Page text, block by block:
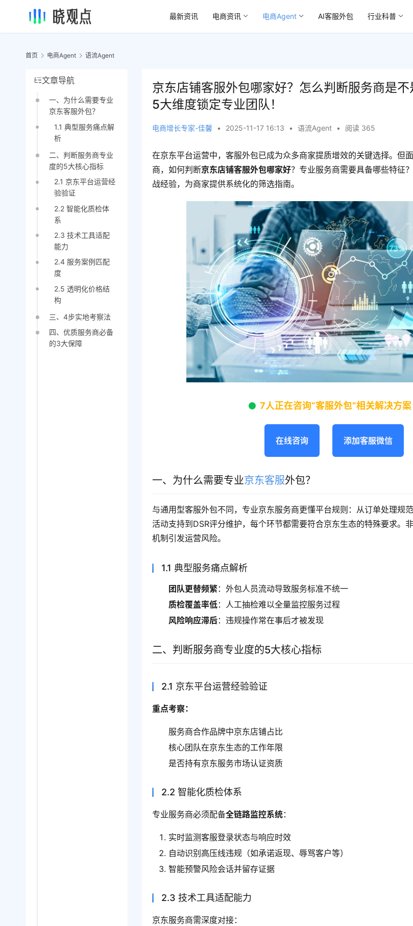
最新资讯 电商资讯 电商Agent AI客服外包 行业科普
首页 电商Agent 语流Agent
文章导航
一、为什么需要专业
京东客服外包？
1.1 典型服务痛点解
析
二、判断服务商专业
度的5大核心指标
2.1 京东平台运营经
验验证
2.2 智能化质检体
系
2.3 技术工具适配
能力
2.4 服务案例匹配
度
2.5 透明化价格结
构
三、4步实地考察法
四、优质服务商必备
的3大保障
京东店铺客服外包哪家好？怎么判断服务商是不
5大维度锁定专业团队！
电商增长专家-佳馨 • 2025-11-17 16:13 • 语流Agent • 阅读 365
在京东平台运营中，客服外包已成为众多商家提质增效的关键选择。但
商，如何判断京东店铺客服外包哪家好？专业服务商需要具备哪些特征
战经验，为商家提供系统化的筛选指南。
7人正在咨询“客服外包”相关解决方案
在线咨询 添加客服微信
一、为什么需要专业京东客服外包？
与通用型客服外包不同，专业京东服务商更懂平台规则：从订单处理规
活动支持到DSR评分维护，每个环节都需要符合京东生态的特殊要求。
机制引发运营风险。
1.1 典型服务痛点解析
团队更替频繁：外包人员流动导致服务标准不统一
质检覆盖率低：人工抽检难以全量监控服务过程
风险响应滞后：违规操作常在事后才被发现
二、判断服务商专业度的5大核心指标
2.1 京东平台运营经验验证
重点考察：
服务商合作品牌中京东店铺占比
核心团队在京东生态的工作年限
是否持有京东服务市场认证资质
2.2 智能化质检体系
专业服务商必须配备全链路监控系统：
实时监测客服登录状态与响应时效
自动识别高压线违规（如承诺返现、辱骂客户等）
智能预警风险会话并留存证据
2.3 技术工具适配能力
京东服务商需深度对接：